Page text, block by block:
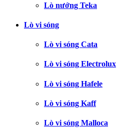
Lò nướng Teka
Lò vi sóng
Lò vi sóng Cata
Lò vi sóng Electrolux
Lò vi sóng Hafele
Lò vi sóng Kaff
Lò vi sóng Malloca